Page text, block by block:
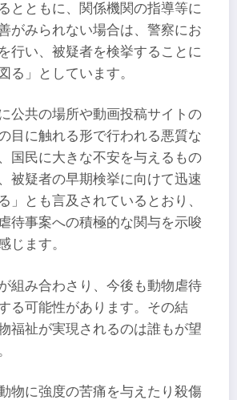
とともに、関係機関の指導等に
がみられない場合は、警察にお
行い、被疑者を検挙することに
る」としています。
公共の場所や動画投稿サイトの
目に触れる形で行われる悪質な
国民に大きな不安を与えるもの
被疑者の早期検挙に向けて迅速
」とも言及されているとおり、
待事案への積極的な関与を示唆
じます。
組み合わさり、今後も動物虐待
る可能性があります。その結
福祉が実現されるのは誰もが望
物に強度の苦痛を与えたり殺傷